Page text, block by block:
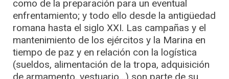
como de la preparación para un eventual
enfrentamiento; y todo ello desde la antigüedad
romana hasta el siglo XXI. Las campañas y el
mantenimiento de los ejércitos y la Marina en
tiempo de paz y en relación con la logística
(sueldos, alimentación de la tropa, adquisición